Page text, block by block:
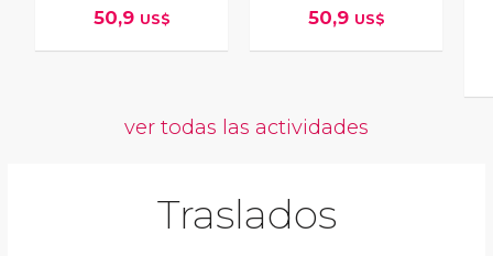
50,9 US$ 50,9 US$
ver todas las actividades
Traslados